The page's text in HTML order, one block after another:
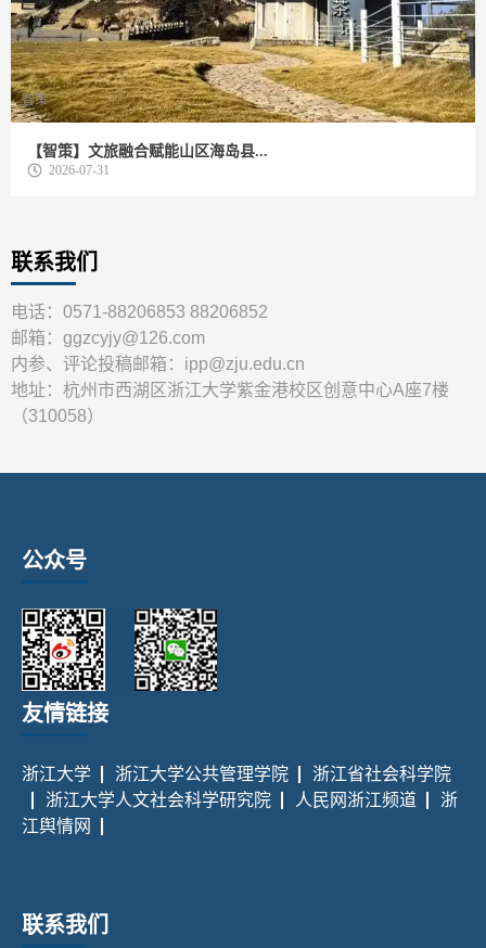
智策
【智策】文旅融合赋能山区海岛县...
2026-07-31
联系我们
电话：0571-88206853 88206852
邮箱：ggzcyjy@126.com
内参、评论投稿邮箱：ipp@zju.edu.cn
地址：杭州市西湖区浙江大学紫金港校区创意中心A座7楼
（310058）
公众号
友情链接
浙江大学 浙江大学公共管理学院
浙江省社会科学院
浙江大学人文社会科学研究院
人民网浙江频道
浙
江舆情网
联系我们